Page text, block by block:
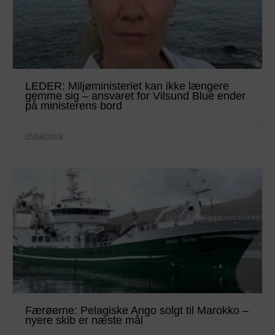
LEDER: Miljøministeriet kan ikke længere
gemme sig – ansvaret for Vilsund Blue ender
på ministerens bord
05/08/2026
Færøerne: Pelagiske Ango solgt til Marokko –
nyere skib er næste mål